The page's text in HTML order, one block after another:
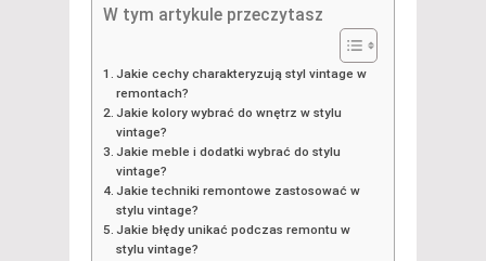
W tym artykule przeczytasz
Jakie cechy charakteryzują styl vintage w
remontach?
Jakie kolory wybrać do wnętrz w stylu
vintage?
Jakie meble i dodatki wybrać do stylu
vintage?
Jakie techniki remontowe zastosować w
stylu vintage?
Jakie błędy unikać podczas remontu w
stylu vintage?